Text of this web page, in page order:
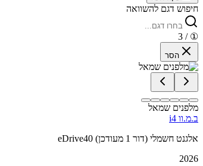
חיפוש דגם להשוואה
①
/ 3
הסר
מלפנים שמאל
ב.מ.וו i4
eDrive40 אלגנט חשמלי (דור 1 מעודכן)
2026